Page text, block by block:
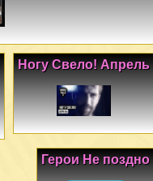
Ногу Свело! Апрель
Герои Не поздно